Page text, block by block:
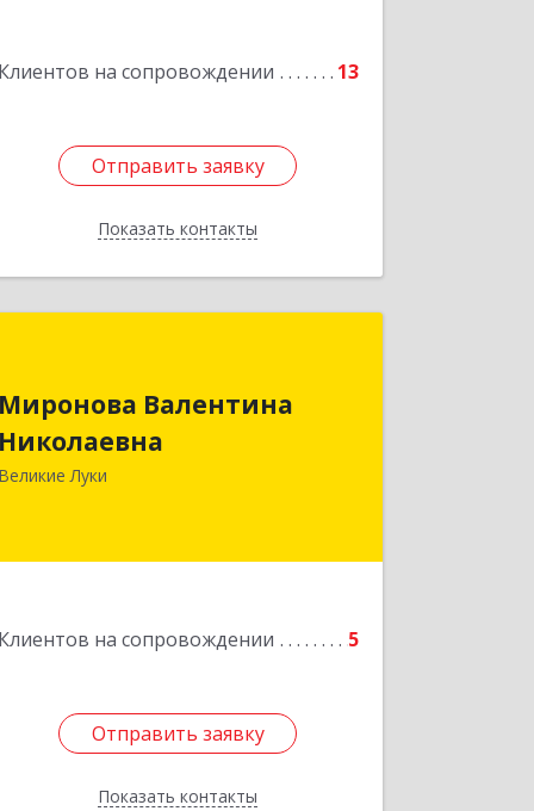
Клиентов на сопровождении 13
Отправить заявку
Показать контакты
Отправить заявку
Назад
Миронова Валентина
Николаевна
Великие Луки
Клиентов на сопровождении 5
Отправить заявку
Показать контакты
Отправить заявку
Назад